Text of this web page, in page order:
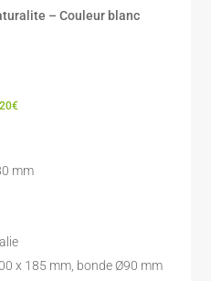
– Couleur blanc
mm
x 185 mm, bonde Ø90 mm